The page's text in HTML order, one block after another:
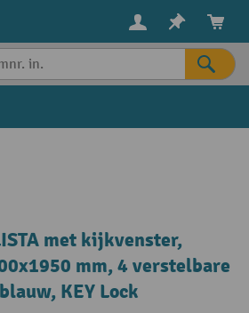
met kijkvenster,
mm, 4 verstelbare
KEY Lock